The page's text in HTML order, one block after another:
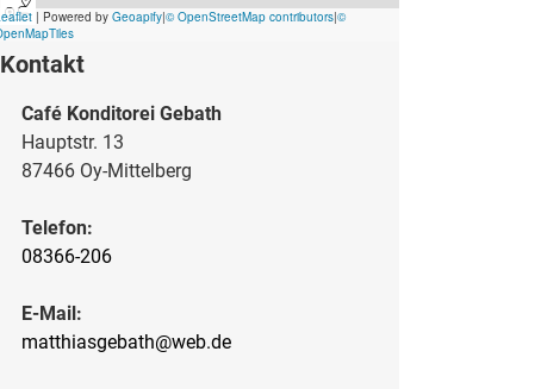
Kontakt
Café Konditorei Gebath
Hauptstr. 13
87466 Oy-Mittelberg
Telefon:
08366-206
E-Mail:
matthiasgebath@web.de